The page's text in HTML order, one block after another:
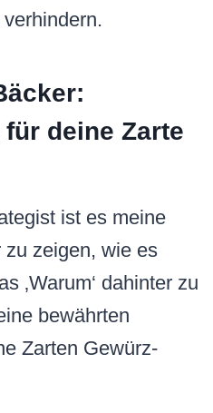
deine Zarte
ist es meine
zeigen, wie es
‚Warum‘ dahinter zu
bewährten
Zarten Gewürz-